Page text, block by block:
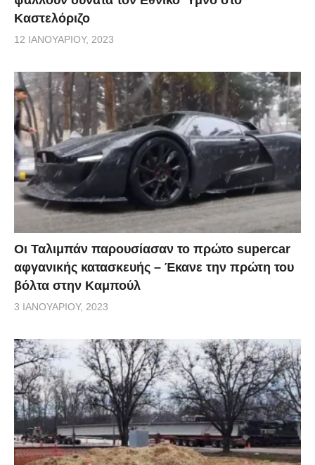
Καστελόριζο
12 ΙΑΝΟΥΑΡΊΟΥ, 2023
Οι Ταλιμπάν παρουσίασαν το πρώτο supercar
αφγανικής κατασκευής – Έκανε την πρώτη του
βόλτα στην Καμπούλ
3 ΙΑΝΟΥΑΡΊΟΥ, 2023